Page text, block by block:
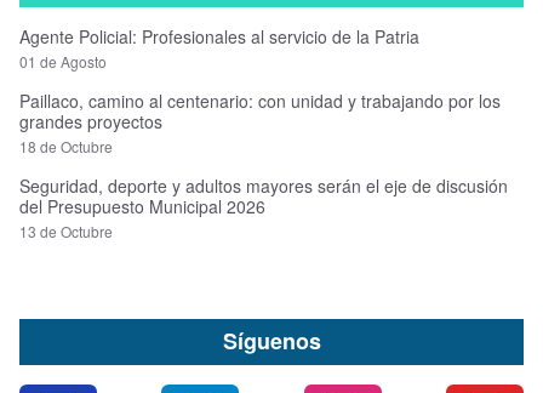
Agente Policial: Profesionales al servicio de la Patria
01 de Agosto
Paillaco, camino al centenario: con unidad y trabajando por los
grandes proyectos
18 de Octubre
Seguridad, deporte y adultos mayores serán el eje de discusión
del Presupuesto Municipal 2026
13 de Octubre
Síguenos